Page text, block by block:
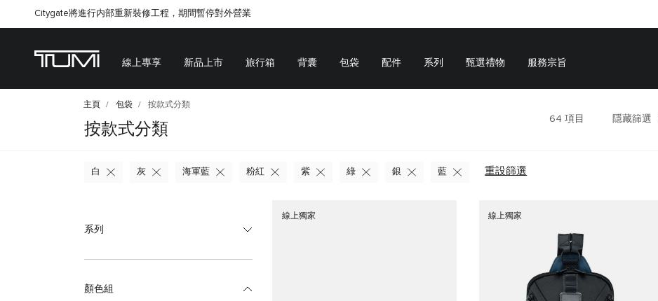
Citygate將進行内部重新裝修工程，期間暫停對外營業
線上專享 新品上市 旅行箱 背囊 包袋 配件 系列 甄選禮物 服務宗旨
主頁 包袋 按款式分類
按款式分類
64 項目 隱藏篩選
重設篩選
白 灰 海軍藍 粉紅 紫 綠 銀 藍
系列
顏色組
線上獨家 線上獨家